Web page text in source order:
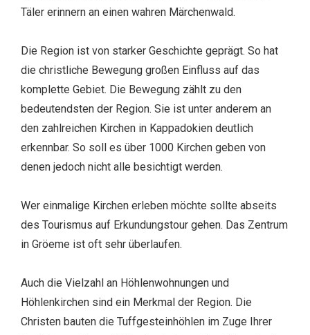
Täler erinnern an einen wahren Märchenwald.
Die Region ist von starker Geschichte geprägt. So hat
die christliche Bewegung großen Einfluss auf das
komplette Gebiet. Die Bewegung zählt zu den
bedeutendsten der Region. Sie ist unter anderem an
den zahlreichen Kirchen in Kappadokien deutlich
erkennbar. So soll es über 1000 Kirchen geben von
denen jedoch nicht alle besichtigt werden.
Wer einmalige Kirchen erleben möchte sollte abseits
des Tourismus auf Erkundungstour gehen. Das Zentrum
in Gröeme ist oft sehr überlaufen.
Auch die Vielzahl an Höhlenwohnungen und
Höhlenkirchen sind ein Merkmal der Region. Die
Christen bauten die Tuffgesteinhöhlen im Zuge Ihrer